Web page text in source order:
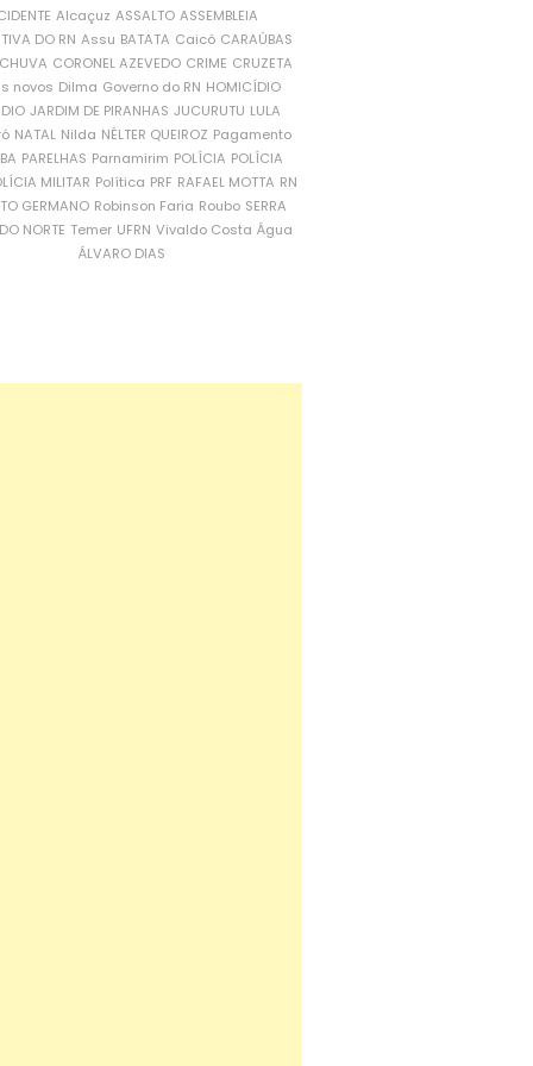
Alcaçuz ASSALTO ASSEMBLEIA
DO RN Assu BATATA Caicó CARAÚBAS
CORONEL AZEVEDO CRIME CRUZETA
novos Dilma Governo do RN HOMICÍDIO
JARDIM DE PIRANHAS JUCURUTU LULA
NATAL Nilda NÉLTER QUEIROZ Pagamento
PARELHAS Parnamirim POLÍCIA POLÍCIA
MILITAR Política PRF RAFAEL MOTTA RN
GERMANO Robinson Faria Roubo SERRA
NORTE Temer UFRN Vivaldo Costa Água
ÁLVARO DIAS